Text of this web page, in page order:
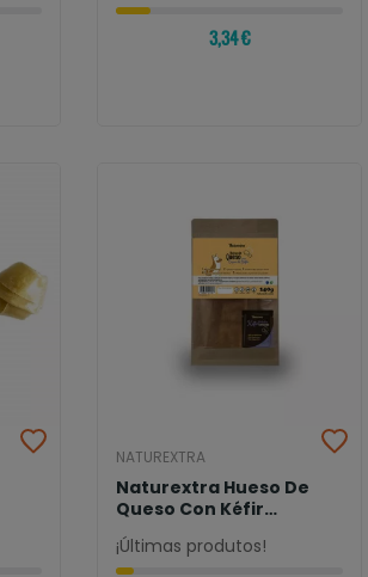
3,34 €
NATUREXTRA
Naturextra Hueso De
Queso Con Kéfir
Liofilizado Para...
¡Últimas produtos!